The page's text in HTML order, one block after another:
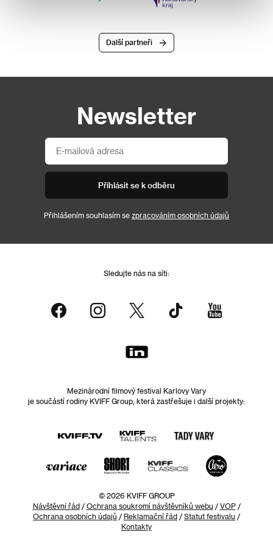
Další partneři
Newsletter
Přihlásit se k odběru
Přihlášením souhlasím se zpracováním osobních údajů
Sledujte nás na síti:
Mezinárodní filmový festival Karlovy Vary
je součástí rodiny KVIFF Group, která zastřešuje i další projekty:
© 2026 KVIFF GROUP
Návštěvní řád/ Ochrana soukromí návštěvníků webu / VOP/
Ochrana osobních údajů / Reklamační řád / Statut festivalu /
Kontakty